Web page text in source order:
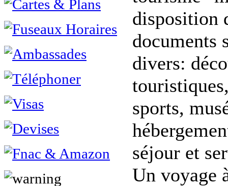
disposition
documents
divers:
sports,
séjour et
Un voyage